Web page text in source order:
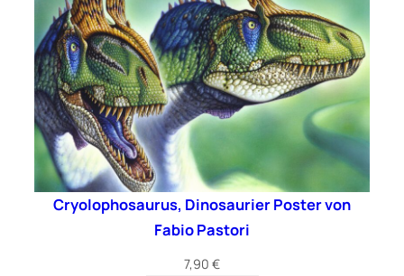
Cryolophosaurus, Dinosaurier Poster von
Fabio Pastori
7,90 €